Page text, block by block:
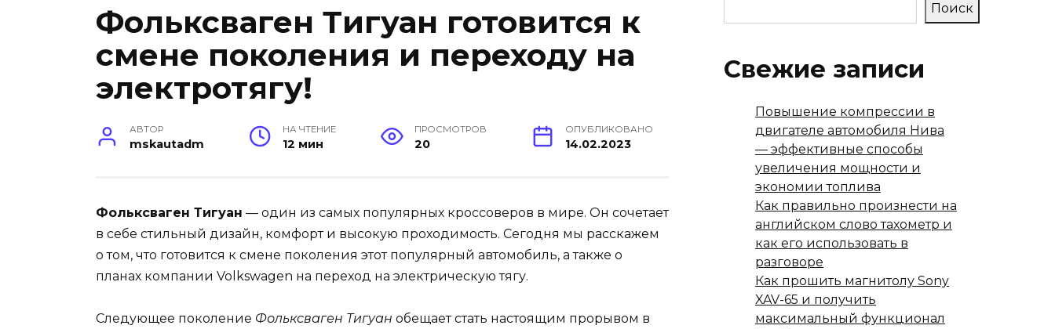
Фольксваген Тигуан готовится к
смене поколения и переходу на
электротягу!
АВТОР
mskautadm
НА ЧТЕНИЕ
12 мин
ПРОСМОТРОВ
20
ОПУБЛИКОВАНО
14.02.2023
Фольксваген Тигуан — один из самых популярных кроссоверов в мире. Он сочетает
в себе стильный дизайн, комфорт и высокую проходимость. Сегодня мы расскажем
о том, что готовится к смене поколения этот популярный автомобиль, а также о
планах компании Volkswagen на переход на электрическую тягу.
Следующее поколение Фольксваген Тигуан обещает стать настоящим прорывом в
Поиск
Свежие записи
Повышение компрессии в
двигателе автомобиля Нива
— эффективные способы
увеличения мощности и
экономии топлива
Как правильно произнести на
английском слово тахометр и
как его использовать в
разговоре
Как прошить магнитолу Sony
XAV-65 и получить
максимальный функционал